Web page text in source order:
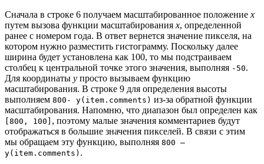
Сначала в строке 6 получаем масштабированное положение x
путем вызова функции масштабирования x, определенной
ранее с номером года. В ответ вернется значение пикселя, на
котором нужно разместить гистограмму. Поскольку далее
ширина будет установлена как 100, то мы подстраиваем
столбец к центральной точке этого значения, выполняя -50.
Для координаты y просто вызываем функцию
масштабирования. В строке 9 для определения высоты
выполняем 800- y(item.comments) из-за обратной функции
масштабирования. Напомню, что диапазон был определен как
[800, 100] , поэтому малые значения комментариев будут
отображаться в большие значения пикселей. В связи с этим
мы обращаем эту функцию, выполняя 800 —
y(item.comments) .